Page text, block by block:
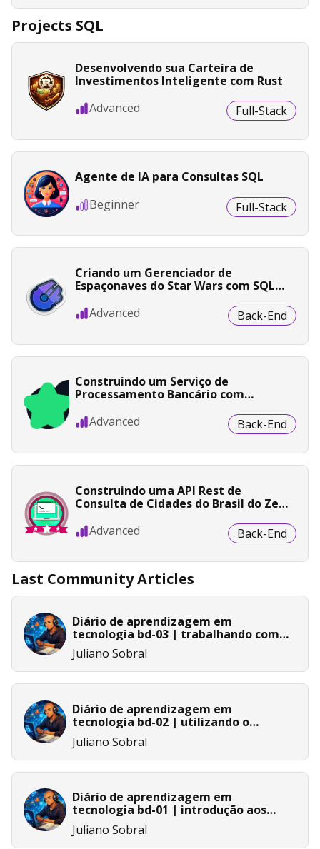
Projects SQL
Desenvolvendo sua Carteira de
Investimentos Inteligente com Rust
Advanced
Full-Stack
Agente de IA para Consultas SQL
Beginner
Full-Stack
Criando um Gerenciador de
Espaçonaves do Star Wars com SQL
Advanced
Back-End
Construindo um Serviço de
Processamento Bancário com
Advanced
Back-End
Construindo uma API Rest de
Consulta de Cidades do Brasil do Zero
Advanced
Back-End
Last Community Articles
Diário de aprendizagem em
tecnologia bd-03 | trabalhando com
arquivos e dados externos em python
Juliano Sobral
Diário de aprendizagem em
tecnologia bd-02 | utilizando o
microsoft copilot para escrever
consultas
Juliano Sobral
Diário de aprendizagem em
tecnologia bd-01 | introdução aos
bancos de dados relacionais
Juliano Sobral